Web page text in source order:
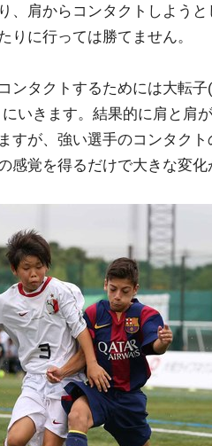
、肩からコンタクトしよう
りに行っては勝てません。
ンタクトするためには大転
いきます。結果的に肩と肩
すが、強い選手のコンタク
感覚を得るだけで大きな変化